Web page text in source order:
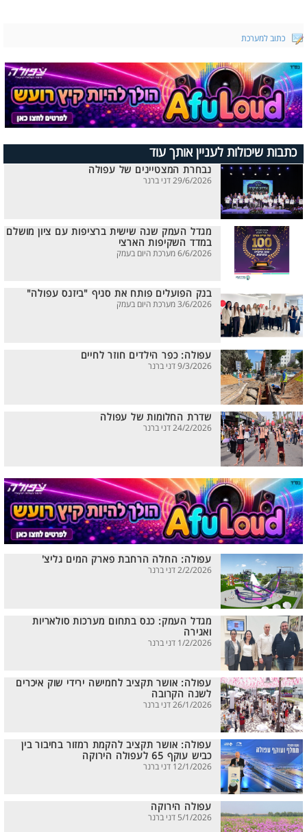
כתוב למערכת
כתבות שיכולות לעניין אותך עוד
נבחרת המצטיינים של עפולה
29/6/2026 דני ברנר
מגדל העמק שנה שישית ברציפות עם ציון מושלם
במדד השקיפות הארצי
6/6/2026 מערכת היום בעמק
בנק הפועלים פותח את סניף "ביזנס עפולה"
3/6/2026 מערכת היום בעמק
עפולה: כפר הילדים חוזר לחיים
9/3/2026 דני ברנר
שדרת החלומות של עפולה
24/2/2026 דני ברנר
עפולה: החלה הרחבת פארק המים גליצ'
2/2/2026 דני ברנר
מגדל העמק: כנס בתחום מערכות סולאריות
ואגירה
1/2/2026 דני ברנר
עפולה: אושר תקציב לחמישה ירידי שוק איכרים
לשנה הקרובה
26/1/2026 דני ברנר
עפולה: אושר תקציב להקמת רמזור בחיבור בין
כביש עוקף 65 לעפולה הירוקה
12/1/2026 דני ברנר
עפולה הירוקה
5/1/2026 דני ברנר